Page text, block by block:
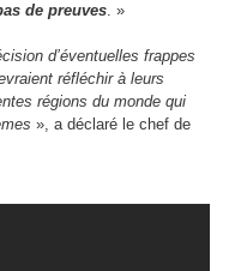
de preuves. »
d’éventuelles frappes
réfléchir à leurs
régions du monde qui
», a déclaré le chef de